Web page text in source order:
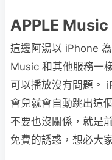
APPLE Music
這邊阿湯以 iPhone
Music 和其他服務一
可以播放沒有問題。
會兒就會自動跳出這
不要也沒關係，就是
免費的誘惑，想必大